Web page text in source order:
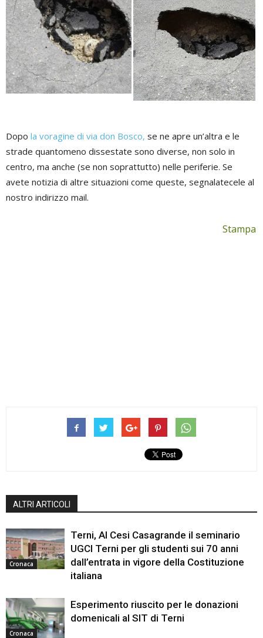
Dopo la voragine di via don Bosco, se ne apre un’altra e le
strade quantomeno dissestate sono diverse, non solo in
centro, ma anche (se non soprattutto) nelle periferie. Se
avete notizia di altre situazioni come queste, segnalatecele al
nostro indirizzo mail.
Stampa
ALTRI ARTICOLI
Cronaca
Terni, Al Cesi Casagrande il seminario
UGCI Terni per gli studenti sui 70 anni
dall’entrata in vigore della Costituzione
italiana
Cronaca
Esperimento riuscito per le donazioni
domenicali al SIT di Terni